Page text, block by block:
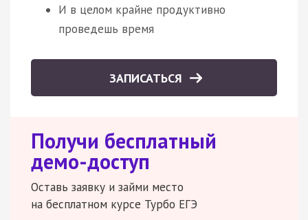
И в целом крайне продуктивно
проведешь время
ЗАПИСАТЬСЯ
Получи бесплатный
демо-доступ
Оставь заявку и займи место
на бесплатном курсе Турбо ЕГЭ